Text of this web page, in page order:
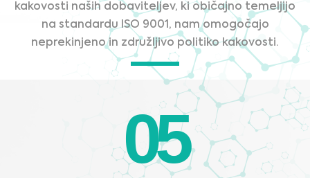
kakovosti naših dobaviteljev, ki običajno temeljijo
na standardu ISO 9001, nam omogočajo
neprekinjeno in združljivo politiko kakovosti.
05